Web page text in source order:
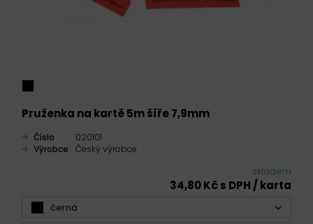
Pruženka na kartě 5m šíře 7,9mm
Číslo
020101
Výrobce
Český výrobce
skladem
34,80 Kč s DPH / karta
černá